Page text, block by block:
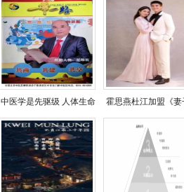
中医学是先驱级 人体生命 霍思燕杜江加盟《妻